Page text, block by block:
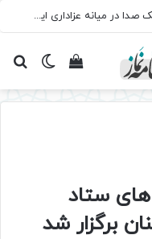
نماز ظهر اربعین؛ هنگامی که اصفهان یک صدا در میانه عزاداری ایستاد
تغییرمشاهده
های ستاد
برگزار شد